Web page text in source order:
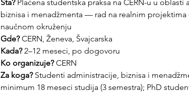
Šta? Plaćena studentska praksa na CERN-u u oblasti
biznisa i menadžmenta — rad na realnim
naučnom okruženju
Gde? CERN, Ženeva, Švajcarska
Kada? 2–12 meseci, po dogovoru
Ko organizuje? CERN
Za koga? Studenti administracije, biznisa i
minimum 18 meseci studija (3 semestra); PhD